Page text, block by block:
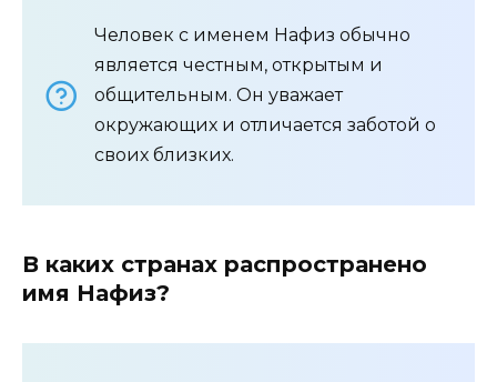
Человек с именем Нафиз обычно
является честным, открытым и
общительным. Он уважает
окружающих и отличается заботой о
своих близких.
В каких странах распространено
имя Нафиз?